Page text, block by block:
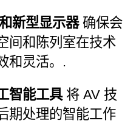
新型显示器确保会
间和陈列室在技术
和灵活。.
智能工具将 AV 技
期处理的智能工作